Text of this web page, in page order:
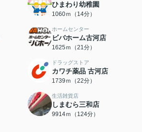
ひまわり幼稚園
1060ｍ（14分）
ホームセンター
ビバホーム古河店
1625ｍ（21分）
ドラッグストア
カワチ薬品 古河店
1739ｍ（22分）
生活雑貨店
しまむら三和店
9914ｍ（124分）